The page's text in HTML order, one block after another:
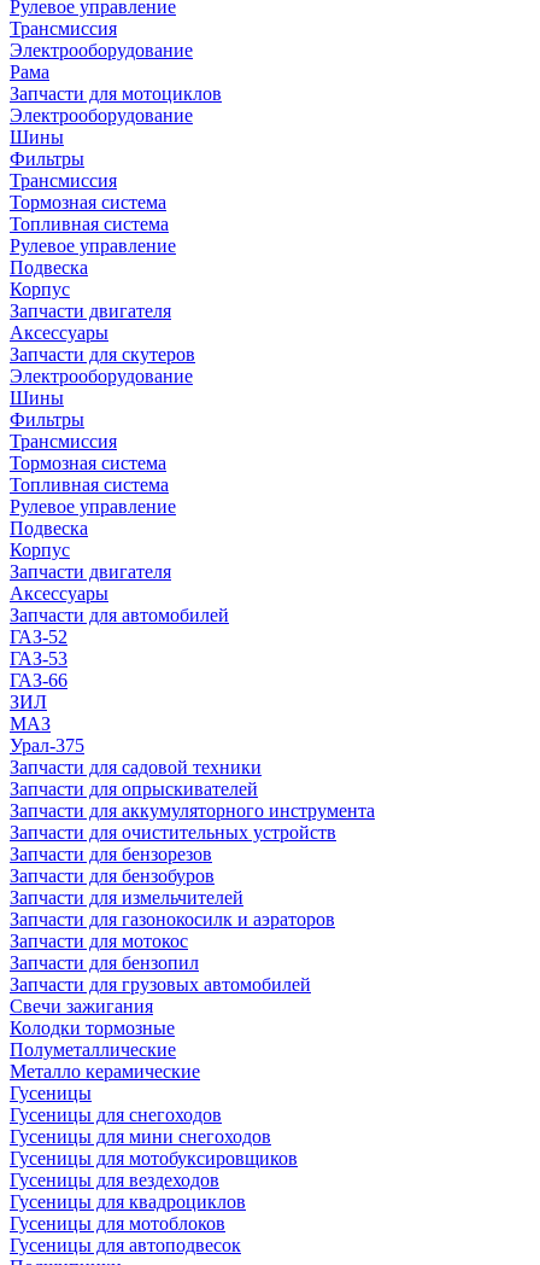
Рулевое управление
Трансмиссия
Электрооборудование
Рама
Запчасти для мотоциклов
Электрооборудование
Шины
Фильтры
Трансмиссия
Тормозная система
Топливная система
Рулевое управление
Подвеска
Корпус
Запчасти двигателя
Аксессуары
Запчасти для скутеров
Электрооборудование
Шины
Фильтры
Трансмиссия
Тормозная система
Топливная система
Рулевое управление
Подвеска
Корпус
Запчасти двигателя
Аксессуары
Запчасти для автомобилей
ГАЗ-52
ГАЗ-53
ГАЗ-66
ЗИЛ
МАЗ
Урал-375
Запчасти для садовой техники
Запчасти для опрыскивателей
Запчасти для аккумуляторного инструмента
Запчасти для очистительных устройств
Запчасти для бензорезов
Запчасти для бензобуров
Запчасти для измельчителей
Запчасти для газонокосилк и аэраторов
Запчасти для мотокос
Запчасти для бензопил
Запчасти для грузовых автомобилей
Свечи зажигания
Колодки тормозные
Полуметаллические
Металло керамические
Гусеницы
Гусеницы для снегоходов
Гусеницы для мини снегоходов
Гусеницы для мотобуксировщиков
Гусеницы для вездеходов
Гусеницы для квадроциклов
Гусеницы для мотоблоков
Гусеницы для автоподвесок